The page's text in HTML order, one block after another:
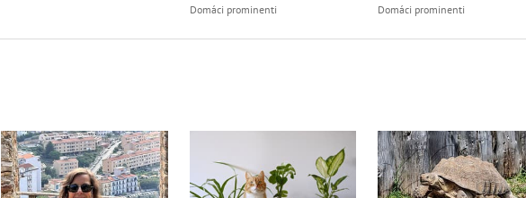
Domáci prominenti Domáci prominenti